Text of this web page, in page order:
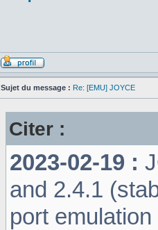
Sujet du message : Re: [EMU] JOYCE
Citer :
2023-02-19 :
and 2.4.1
port